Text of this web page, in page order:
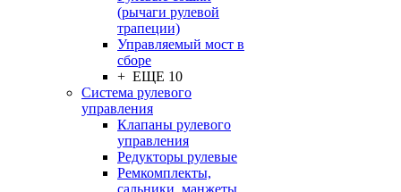
(рычаги рулевой
трапеции)
Управляемый мост в
сборе
+ ЕЩЕ 10
Система рулевого
управления
Клапаны рулевого
управления
Редукторы рулевые
Ремкомплекты,
сальники, манжеты